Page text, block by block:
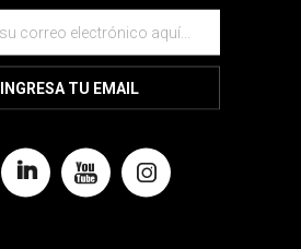
INGRESA TU EMAIL